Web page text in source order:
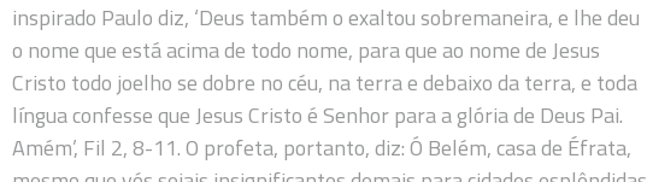
inspirado Paulo diz, ‘Deus também o exaltou sobremaneira, e lhe deu
o nome que está acima de todo nome, para que ao nome de Jesus
Cristo todo joelho se dobre no céu, na terra e debaixo da terra, e toda
língua confesse que Jesus Cristo é Senhor para a glória de Deus Pai.
Amém’, Fil 2, 8-11. O profeta, portanto, diz: Ó Belém, casa de Éfrata,